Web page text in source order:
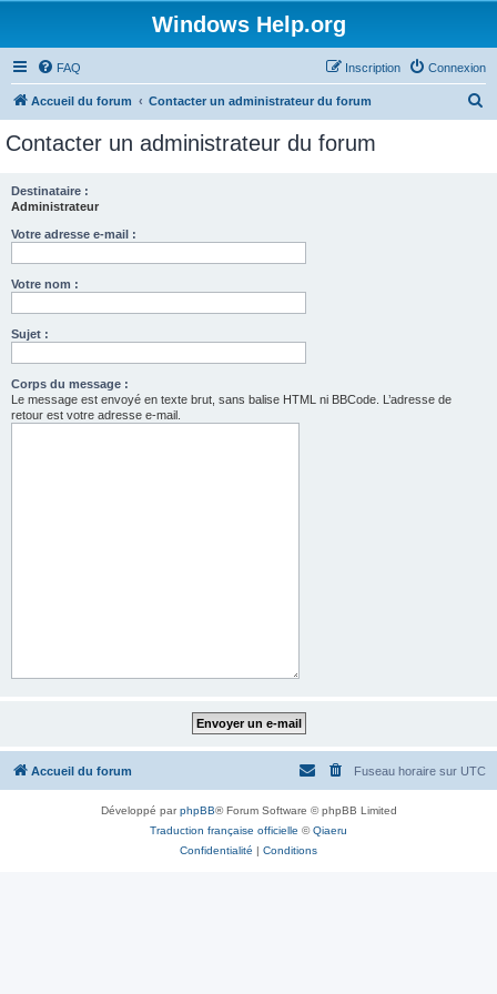
Windows Help.org
FAQ Connexion
Inscription
Accueil du forum Contacter un administrateur du forum
Contacter un administrateur du forum
Destinataire :
Administrateur
Votre adresse e-mail :
Votre nom :
Sujet :
Corps du message :
Le message est envoyé en texte brut, sans balise HTML ni BBCode. L’adresse de
retour est votre adresse e-mail.
Accueil du forum Fuseau horaire sur UTC
Développé parphpBB® Forum Software © phpBB Limited
Traduction française officielle ©Qiaeru
Confidentialité | Conditions